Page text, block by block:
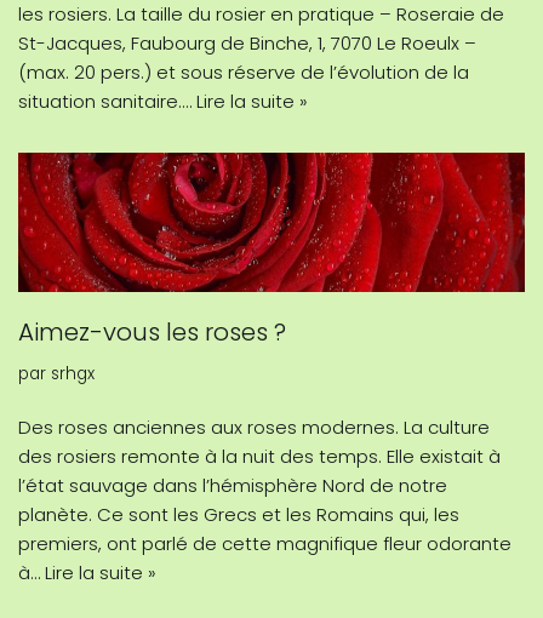
les rosiers. La taille du rosier en pratique – Roseraie de
St-Jacques, Faubourg de Binche, 1, 7070 Le Roeulx –
(max. 20 pers.) et sous réserve de l’évolution de la
situation sanitaire.…Lire la suite »
Aimez-vous les roses ?
par srhgx
Des roses anciennes aux roses modernes. La culture
des rosiers remonte à la nuit des temps. Elle existait à
l’état sauvage dans l’hémisphère Nord de notre
planète. Ce sont les Grecs et les Romains qui, les
premiers, ont parlé de cette magnifique fleur odorante
à…Lire la suite »